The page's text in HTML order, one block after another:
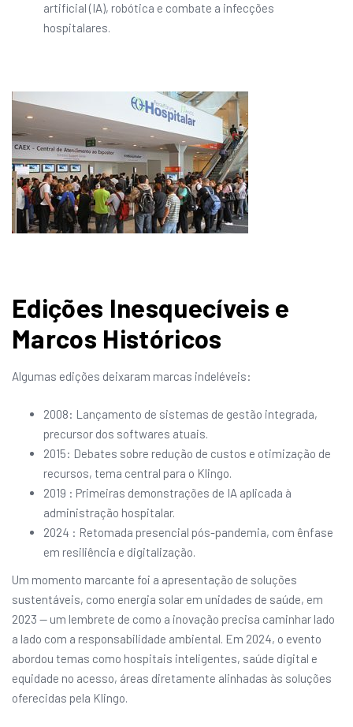
artificial (IA), robótica e combate a infecções
hospitalares.
Edições Inesquecíveis e
Marcos Históricos
Algumas edições deixaram marcas indeléveis:
2008: Lançamento de sistemas de gestão integrada,
precursor dos softwares atuais.
2015: Debates sobre redução de custos e otimização de
recursos, tema central para o Klingo.
2019 : Primeiras demonstrações de IA aplicada à
administração hospitalar.
2024 : Retomada presencial pós-pandemia, com ênfase
em resiliência e digitalização.
Um momento marcante foi a apresentação de soluções
sustentáveis, como energia solar em unidades de saúde, em
2023 — um lembrete de como a inovação precisa caminhar lado
a lado com a responsabilidade ambiental. Em 2024, o evento
abordou temas como hospitais inteligentes, saúde digital e
equidade no acesso, áreas diretamente alinhadas às soluções
oferecidas pela Klingo.